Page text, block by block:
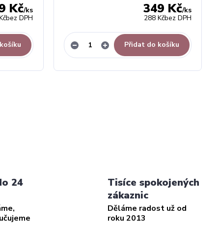
Kč/ks
bez DPH
349 Kč/ks
288 Kčbez DPH
Přidat do košíku
24
Tisíce spokojených
zákaznic
Děláme radost už od
roku 2013